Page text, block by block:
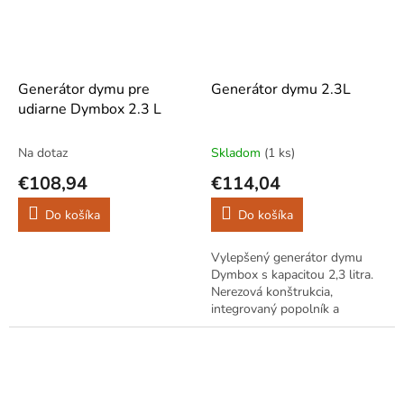
Generátor dymu pre
udiarne Dymbox 2.3 L
Na dotaz
€108,94
Do košíka
Generátor dymu 2.3L
Skladom (1 ks)
€114,04
Do košíka
Vylepšený generátor dymu
Dymbox s kapacitou 2,3 ​​litra.
Nerezová konštrukcia,
integrovaný popolník a
jednoduchá údržba. Ideálne pre